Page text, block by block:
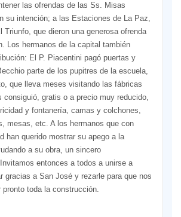
las ofrendas de las Ss. Misas
su intención; a las Estaciones de La Paz,
Triunfo, que dieron una generosa ofrenda
Los hermanos de la capital también
El P. Piacentini pagó puertas y
parte de los pupitres de la escuela,
que lleva meses visitando las fábricas
consiguió, gratis o a precio muy reducido,
y fontanería, camas y colchones,
mesas, etc. A los hermanos que con
han querido mostrar su apego a la
a su obra, un sincero
entonces a todos a unirse a
gracias a San José y rezarle para que nos
pronto toda la construcción.